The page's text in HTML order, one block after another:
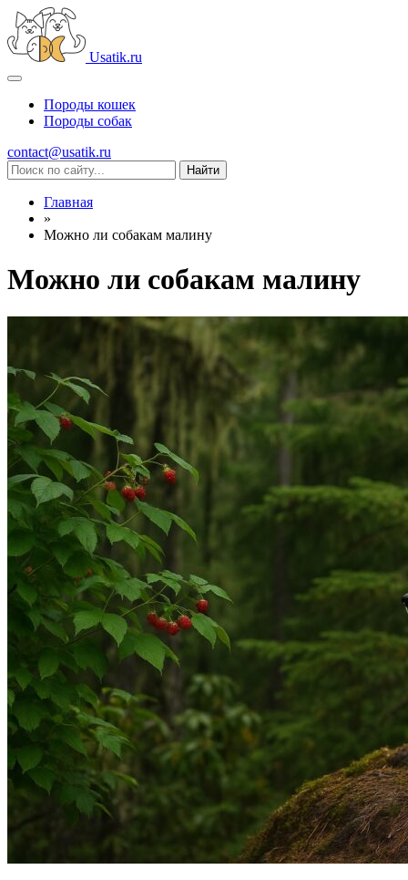
Usatik.ru
Породы кошек
Породы собак
contact@usatik.ru
Главная
»
Можно ли собакам малину
Можно ли собакам малину